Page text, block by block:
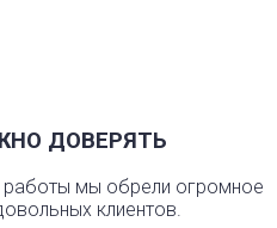
ДОВЕРЯТЬ
мы обрели огромное
клиентов.